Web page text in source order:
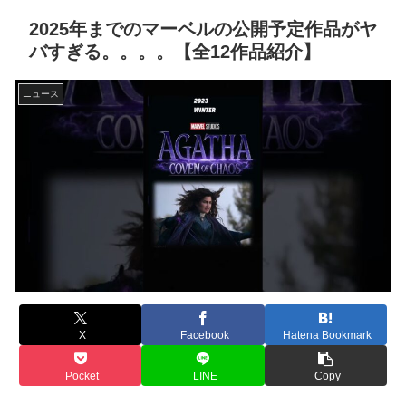
2025年までのマーベルの公開予定作品がヤ
バすぎる。。。。【全12作品紹介】
ニュース
X Facebook Hatena Bookmark
Pocket LINE Copy